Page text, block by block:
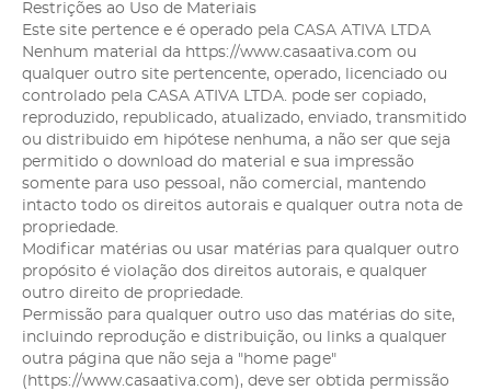
Restrições ao Uso de Materiais
Este site pertence e é operado pela CASA ATIVA LTDA
Nenhum material da https://www.casaativa.com ou
qualquer outro site pertencente, operado, licenciado ou
controlado pela CASA ATIVA LTDA. pode ser copiado,
reproduzido, republicado, atualizado, enviado, transmitido
ou distribuido em hipótese nenhuma, a não ser que seja
permitido o download do material e sua impressão
somente para uso pessoal, não comercial, mantendo
intacto todo os direitos autorais e qualquer outra nota de
propriedade.
Modificar matérias ou usar matérias para qualquer outro
propósito é violação dos direitos autorais, e qualquer
outro direito de propriedade.
Permissão para qualquer outro uso das matérias do site,
incluindo reprodução e distribuição, ou links a qualquer
outra página que não seja a "home page"
(https://www.casaativa.com), deve ser obtida permissão